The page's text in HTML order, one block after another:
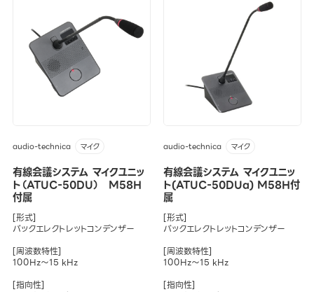
audio-technica マイク
有線会議システム マイクユニッ
ト（ATUC-50DU） M58H
付属
[形式]
バックエレクトレットコンデンザー
[周波数特性]
100Hz～15 kHz
[指向性]
audio-technica マイク
有線会議システム マイクユニッ
ト(ATUC-50DUa) M58H付
属
[形式]
バックエレクトレットコンデンザー
[周波数特性]
100Hz～15 kHz
[指向性]